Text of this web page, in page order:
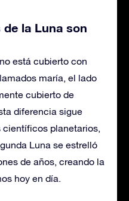
la Luna son
está cubierto con
maría, el lado
cubierto de
diferencia sigue
científicos planetarios,
Luna se estrelló
de años, creando la
hoy en día.